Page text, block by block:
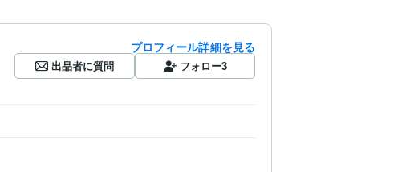
プロフィール詳細を見る
出品者に質問 フォロー3